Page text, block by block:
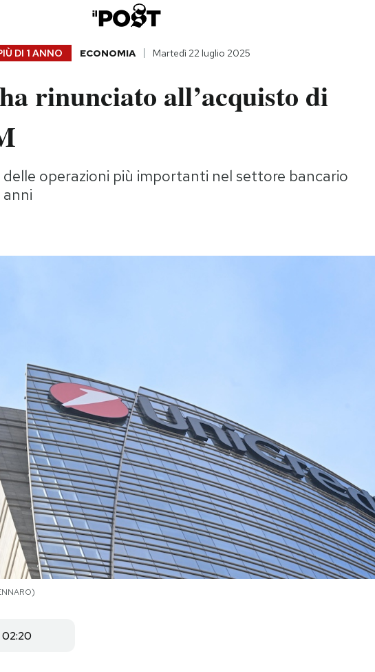
DI 1 ANNO ECONOMIA Martedì 22 luglio 2025
rinunciato all’acquisto di
operazioni più importanti nel settore bancario
02:20